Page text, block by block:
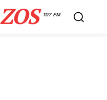
107 FM